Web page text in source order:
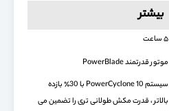
بیشتر
۵ ساعت
موتور قدرتمند PowerBlade
سیستم PowerCyclone 10 با 30٪ بازده
بالاتر ، قدرت مکش طولانی تری را تضمین می